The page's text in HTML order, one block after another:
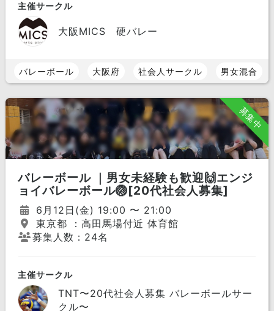
主催サークル
大阪MICS 硬バレー
バレーボール 大阪府 社会人サークル 男女混合
募集中
バレーボール ｜男女未経験も歓迎🙌エンジ
ョイバレーボール🏐[20代社会人募集]
6月12日(金) 19:00 〜 21:00
東京都 ：高田馬場付近 体育館
募集人数：24名
主催サークル
TNT〜20代社会人募集 バレーボールサー
クル〜